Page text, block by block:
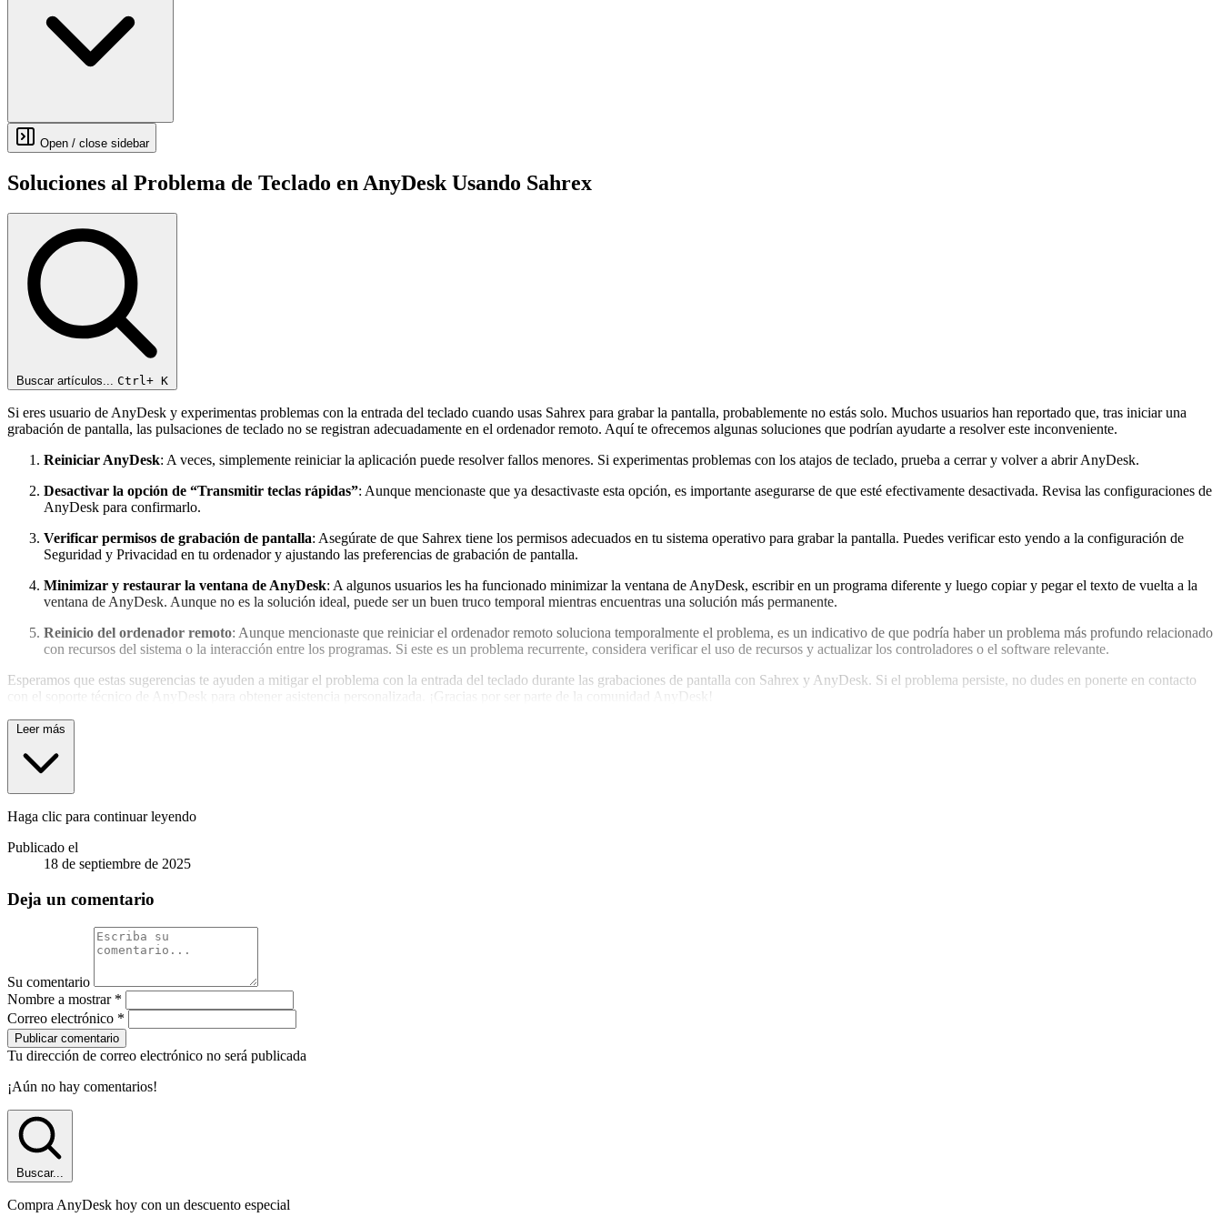
Open / close sidebar
Soluciones al Problema de Teclado en AnyDesk Usando Sahrex
Buscar artículos... Ctrl+ K
Si eres usuario de AnyDesk y experimentas problemas con la entrada del teclado cuando usas Sahrex para grabar la pantalla, probablemente no estás solo. Muchos usuarios han reportado que, tras iniciar una
grabación de pantalla, las pulsaciones de teclado no se registran adecuadamente en el ordenador remoto. Aquí te ofrecemos algunas soluciones que podrían ayudarte a resolver este inconveniente.
Reiniciar AnyDesk: A veces, simplemente reiniciar la aplicación puede resolver fallos menores. Si experimentas problemas con los atajos de teclado, prueba a cerrar y volver a abrir AnyDesk.
Desactivar la opción de “Transmitir teclas rápidas”: Aunque mencionaste que ya desactivaste esta opción, es importante asegurarse de que esté efectivamente desactivada. Revisa las configuraciones de
AnyDesk para confirmarlo.
Verificar permisos de grabación de pantalla: Asegúrate de que Sahrex tiene los permisos adecuados en tu sistema operativo para grabar la pantalla. Puedes verificar esto yendo a la configuración de
Seguridad y Privacidad en tu ordenador y ajustando las preferencias de grabación de pantalla.
Minimizar y restaurar la ventana de AnyDesk: A algunos usuarios les ha funcionado minimizar la ventana de AnyDesk, escribir en un programa diferente y luego copiar y pegar el texto de vuelta a la
ventana de AnyDesk. Aunque no es la solución ideal, puede ser un buen truco temporal mientras encuentras una solución más permanente.
Reinicio del ordenador remoto: Aunque mencionaste que reiniciar el ordenador remoto soluciona temporalmente el problema, es un indicativo de que podría haber un problema más profundo relacionado
con recursos del sistema o la interacción entre los programas. Si este es un problema recurrente, considera verificar el uso de recursos y actualizar los controladores o el software relevante.
Esperamos que estas sugerencias te ayuden a mitigar el problema con la entrada del teclado durante las grabaciones de pantalla con Sahrex y AnyDesk. Si el problema persiste, no dudes en ponerte en contacto
con el soporte técnico de AnyDesk para obtener asistencia personalizada. ¡Gracias por ser parte de la comunidad AnyDesk!
Leer más
Haga clic para continuar leyendo
Publicado el
18 de septiembre de 2025
Deja un comentario
Su comentario
Nombre a mostrar *
Correo electrónico *
Publicar comentario
Tu dirección de correo electrónico no será publicada
¡Aún no hay comentarios!
Buscar...
Compra AnyDesk hoy con un descuento especial